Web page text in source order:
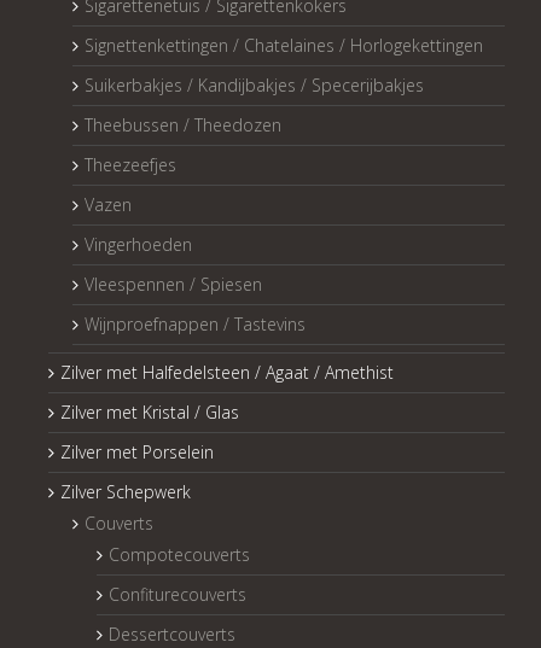
Sigarettenetuis / Sigarettenkokers
Signettenkettingen / Chatelaines / Horlogekettingen
Suikerbakjes / Kandijbakjes / Specerijbakjes
Theebussen / Theedozen
Theezeefjes
Vazen
Vingerhoeden
Vleespennen / Spiesen
Wijnproefnappen / Tastevins
Zilver met Halfedelsteen / Agaat / Amethist
Zilver met Kristal / Glas
Zilver met Porselein
Zilver Schepwerk
Couverts
Compotecouverts
Confiturecouverts
Dessertcouverts